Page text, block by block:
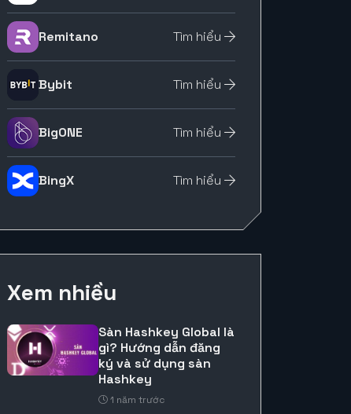
Remitano Tìm hiểu
Bybit Tìm hiểu
BigONE Tìm hiểu
BingX Tìm hiểu
Xem nhiều
Sàn Hashkey Global là
gì? Hướng dẫn đăng
ký và sử dụng sàn
Hashkey
1 năm trước